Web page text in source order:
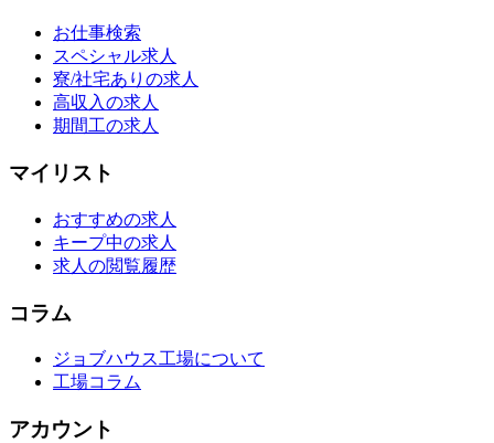
お仕事検索
スペシャル求人
寮/社宅ありの求人
高収入の求人
期間工の求人
マイリスト
おすすめの求人
キープ中の求人
求人の閲覧履歴
コラム
ジョブハウス工場について
工場コラム
アカウント